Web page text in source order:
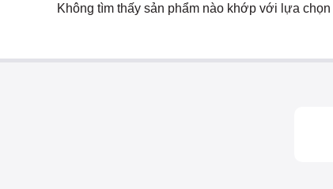
Không tìm thấy sản phẩm nào khớp với lựa chọn